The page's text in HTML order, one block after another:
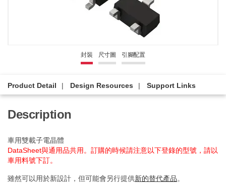
封裝 尺寸圖 引腳配置
Product Detail Design Resources Support Links
Description
車用雙載子電晶體
DataSheet與通用品共用。訂購的時候請注意以下登錄的型號，請以
車用料號下訂。
雖然可以用於新設計，但可能會另行提供新的替代產品。